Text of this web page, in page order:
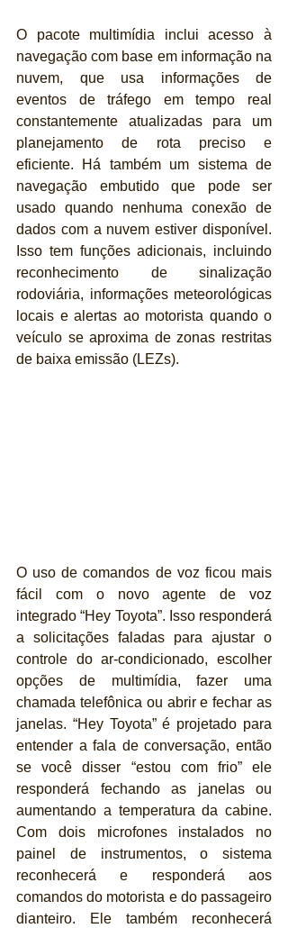
O pacote multimídia inclui acesso à
navegação com base em informação na
nuvem, que usa informações de
eventos de tráfego em tempo real
constantemente atualizadas para um
planejamento de rota preciso e
eficiente. Há também um sistema de
navegação embutido que pode ser
usado quando nenhuma conexão de
dados com a nuvem estiver disponível.
Isso tem funções adicionais, incluindo
reconhecimento de sinalização
rodoviária, informações meteorológicas
locais e alertas ao motorista quando o
veículo se aproxima de zonas restritas
de baixa emissão (LEZs).
O uso de comandos de voz ficou mais
fácil com o novo agente de voz
integrado “Hey Toyota”. Isso responderá
a solicitações faladas para ajustar o
controle do ar-condicionado, escolher
opções de multimídia, fazer uma
chamada telefônica ou abrir e fechar as
janelas. “Hey Toyota” é projetado para
entender a fala de conversação, então
se você disser “estou com frio” ele
responderá fechando as janelas ou
aumentando a temperatura da cabine.
Com dois microfones instalados no
painel de instrumentos, o sistema
reconhecerá e responderá aos
comandos do motorista e do passageiro
dianteiro. Ele também reconhecerá